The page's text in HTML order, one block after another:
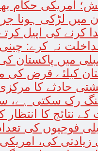
امریکی حکام
میں لڑکی ہونا جرم
کرنے کی اپیل
نہ کرے:
میں پاکستان
کیلئے قرض
حادثے کا
جنگ رک سکتی ہے،
کا انتظار
کی تعداد 406
کی،